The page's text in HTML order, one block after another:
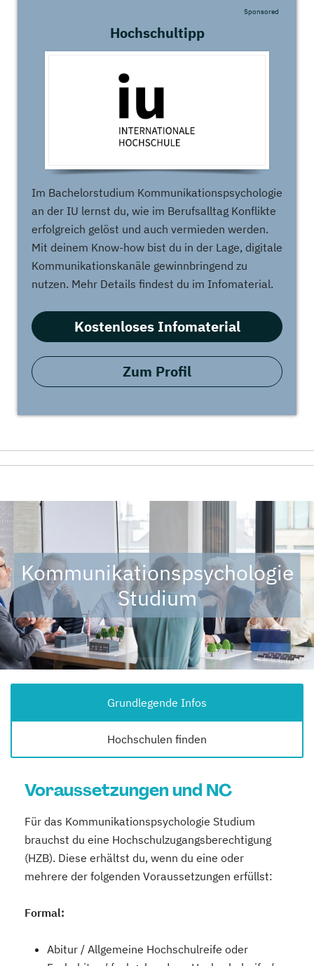
Hochschultipp
Sponsored
Im Bachelorstudium Kommunikationspsychologie
an der IU lernst du, wie im Berufsalltag Konflikte
erfolgreich gelöst und auch vermieden werden.
Mit deinem Know-how bist du in der Lage, digitale
Kommunikationskanäle gewinnbringend zu
nutzen. Mehr Details findest du im Infomaterial.
Kostenloses Infomaterial
Zum Profil
Kommunikationspsychologie
Studium
Grundlegende Infos
Hochschulen finden
Voraussetzungen und NC
Für das Kommunikationspsychologie Studium
brauchst du eine Hochschulzugangsberechtigung
(HZB). Diese erhältst du, wenn du eine oder
mehrere der folgenden Voraussetzungen erfüllst:
Formal:
Abitur / Allgemeine Hochschulreife oder